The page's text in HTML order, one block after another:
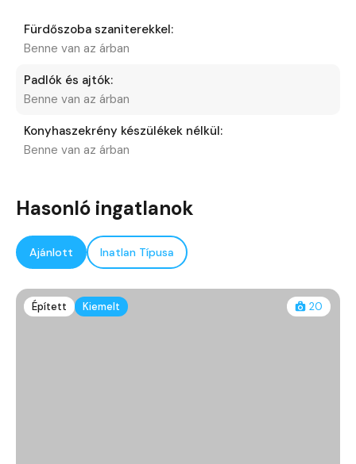
Fürdőszoba szaniterekkel:
Benne van az árban
Padlók és ajtók:
Benne van az árban
Konyhaszekrény készülékek nélkül:
Benne van az árban
Hasonló ingatlanok
Ajánlott Inatlan Típusa
Épített Kiemelt 20